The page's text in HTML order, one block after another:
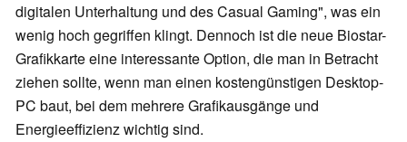
digitalen Unterhaltung und des Casual Gaming", was ein
wenig hoch gegriffen klingt. Dennoch ist die neue Biostar-
Grafikkarte eine interessante Option, die man in Betracht
ziehen sollte, wenn man einen kostengünstigen Desktop-
PC baut, bei dem mehrere Grafikausgänge und
Energieeffizienz wichtig sind.